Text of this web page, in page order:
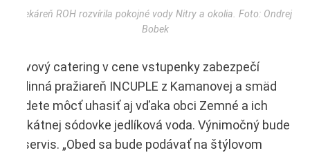
Pekáreň ROH rozvírila pokojné vody Nitry a okolia. Foto: Ondrej
Bobek
Kávový catering v cene vstupenky zabezpečí
rodinná pražiareň INCUPLE z Kamanovej a smäd
budete môcť uhasiť aj vďaka obci Zemné a ich
unikátnej sódovke jedlíková voda. Výnimočný bude
aj servis. „Obed sa bude podávať na štýlovom